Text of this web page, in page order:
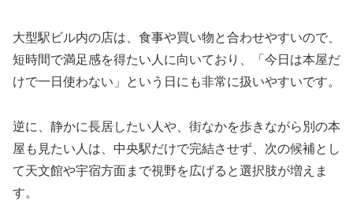
大型駅ビル内の店は、食事や買い物と合わせやすいので、
短時間で満足感を得たい人に向いており、「今日は本屋だ
けで一日使わない」という日にも非常に扱いやすいです。
逆に、静かに長居したい人や、街なかを歩きながら別の本
屋も見たい人は、中央駅だけで完結させず、次の候補とし
て天文館や宇宿方面まで視野を広げると選択肢が増えま
す。